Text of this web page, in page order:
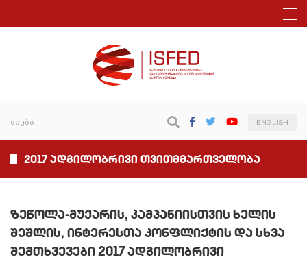
ENGLISH
2017 ადგილობრივი თვითმმართველობა
ზეწოლა-მუქარის, კამპანიისთვის ხელის
შეშლის, ინტერესთა კონფლიქტის და სხვა
შემთხვევები 2017 ადგილობრივი